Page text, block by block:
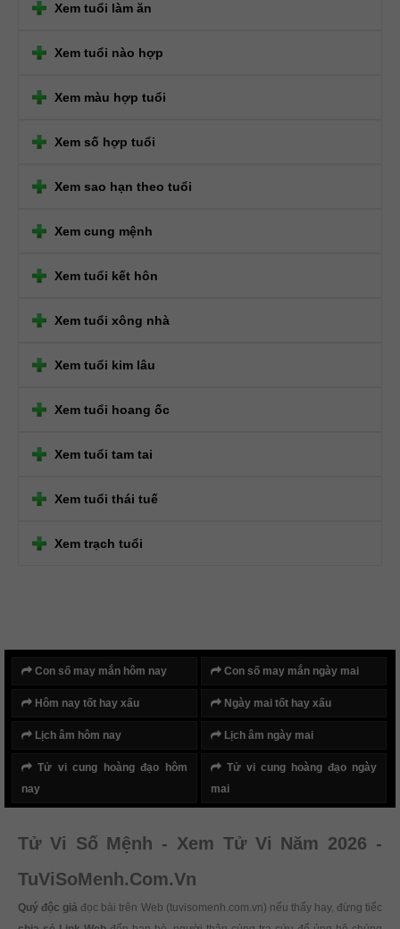
Xem tuổi làm ăn
Xem tuổi nào hợp
Xem màu hợp tuổi
Xem số hợp tuổi
Xem sao hạn theo tuổi
Xem cung mệnh
Xem tuổi kết hôn
Xem tuổi xông nhà
Xem tuổi kim lâu
Xem tuổi hoang ốc
Xem tuổi tam tai
Xem tuổi thái tuế
Xem trạch tuổi
Con số may mắn hôm nay Con số may mắn ngày mai
Hôm nay tốt hay xấu Ngày mai tốt hay xấu
Lịch âm hôm nay Lịch âm ngày mai
Tử vi cung hoàng đạo hôm
nay
Tử vi cung hoàng đạo ngày
mai
Tử Vi Số Mệnh - Xem Tử Vi Năm 2026 -
TuViSoMenh.Com.Vn
Quý độc giả đọc bài trên Web (tuvisomenh.com.vn) nếu thấy hay, đừng tiếc